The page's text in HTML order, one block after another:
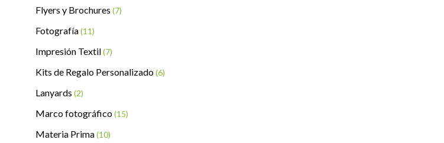
Flyers y Brochures (7)
Fotografía(11)
Impresión Textil(7)
Kits de Regalo Personalizado(6)
Lanyards (2)
Marco fotográfico(15)
Materia Prima(10)